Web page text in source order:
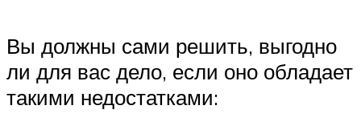
Вы должны сами решить, выгодно
ли для вас дело, если оно обладает
такими недостатками: